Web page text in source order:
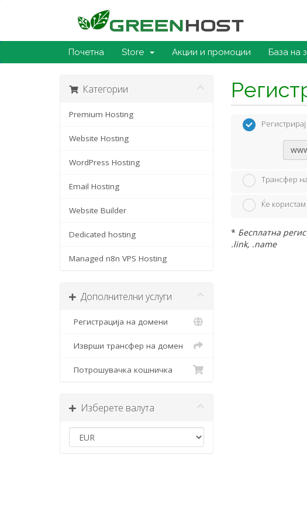
Почетна Store Акции и промоции База на
Категории
Premium Hosting
Website Hosting
WordPress Hosting
Email Hosting
Website Builder
Dedicated hosting
Managed n8n VPS Hosting
Дополнителни услуги
Регистрација на домени
Изврши трансфер на домен
Потрошувачка кошничка
Изберете валута
Трансфер
Ќе
* Бесплатна
.link, .name